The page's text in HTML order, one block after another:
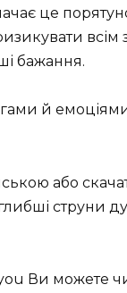
це
всім
бажання.
й
або
струни
Ви можете